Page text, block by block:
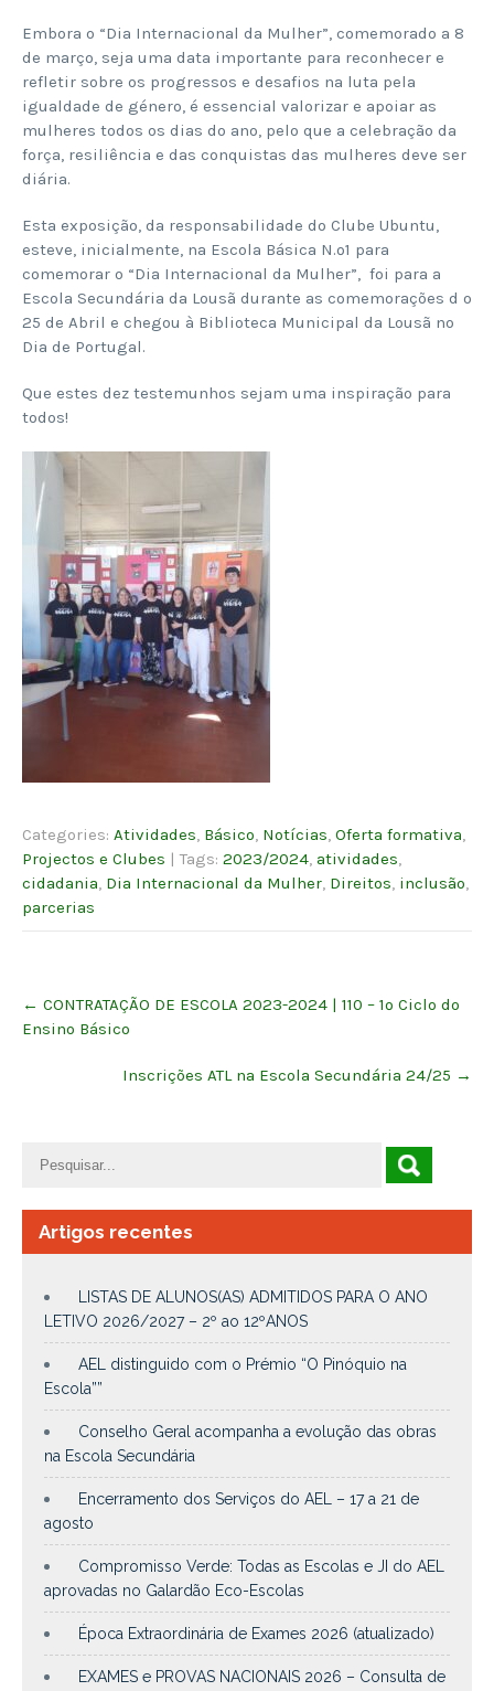
Embora o “Dia Internacional da Mulher”, comemorado a 8
de março, seja uma data importante para reconhecer e
refletir sobre os progressos e desafios na luta pela
igualdade de género, é essencial valorizar e apoiar as
mulheres todos os dias do ano, pelo que a celebração da
força, resiliência e das conquistas das mulheres deve ser
diária.
Esta exposição, da responsabilidade do Clube Ubuntu,
esteve, inicialmente, na Escola Básica N.º1 para
comemorar o “Dia Internacional da Mulher”, foi para a
Escola Secundária da Lousã durante as comemorações d o
25 de Abril e chegou à Biblioteca Municipal da Lousã no
Dia de Portugal.
Que estes dez testemunhos sejam uma inspiração para
todos!
Categories: Atividades, Básico, Notícias, Oferta formativa,
Projectos e Clubes | Tags: 2023/2024, atividades,
cidadania, Dia Internacional da Mulher, Direitos, inclusão,
parcerias
navigation
← CONTRATAÇÃO DE ESCOLA 2023-2024 | 110 – 1º Ciclo do
Ensino Básico
Inscrições ATL na Escola Secundária 24/25 →
Artigos recentes
LISTAS DE ALUNOS(AS) ADMITIDOS PARA O ANO
LETIVO 2026/2027 – 2º ao 12ºANOS
AEL distinguido com o Prémio “O Pinóquio na
Escola””
Conselho Geral acompanha a evolução das obras
na Escola Secundária
Encerramento dos Serviços do AEL – 17 a 21 de
agosto
Compromisso Verde: Todas as Escolas e JI do AEL
aprovadas no Galardão Eco-Escolas
Época Extraordinária de Exames 2026 (atualizado)
EXAMES e PROVAS NACIONAIS 2026 – Consulta de